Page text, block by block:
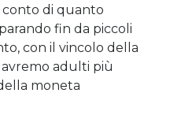
di quanto
fin da piccoli
con il vincolo della
avremo adulti più
moneta